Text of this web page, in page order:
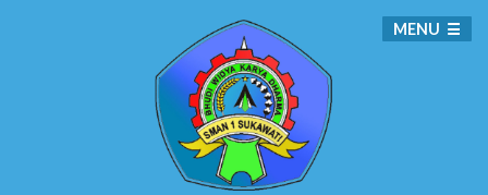
MENU